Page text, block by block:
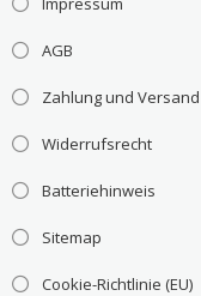
AGB
Zahlung und Versand
Widerrufsrecht
Batteriehinweis
Sitemap
Cookie-Richtlinie (EU)